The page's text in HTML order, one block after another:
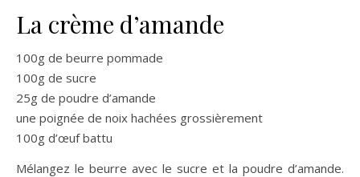
La crème d’amande
100g de beurre pommade
100g de sucre
25g de poudre d’amande
une poignée de noix hachées grossièrement
100g d’œuf battu
Mélangez le beurre avec le sucre et la poudre d’amande.